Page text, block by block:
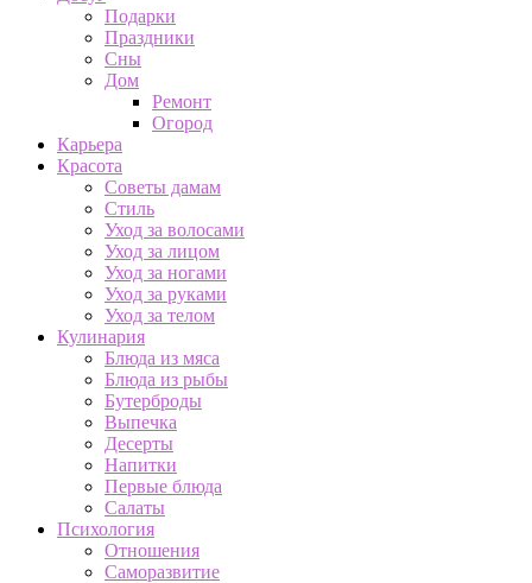
Подарки
Праздники
Сны
Дом
Ремонт
Огород
Карьера
Красота
Советы дамам
Стиль
Уход за волосами
Уход за лицом
Уход за ногами
Уход за руками
Уход за телом
Кулинария
Блюда из мяса
Блюда из рыбы
Бутерброды
Выпечка
Десерты
Напитки
Первые блюда
Салаты
Психология
Отношения
Саморазвитие